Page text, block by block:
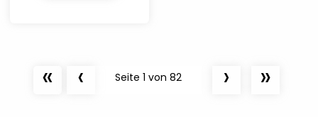
« ‹ Seite 1 von 82 › »